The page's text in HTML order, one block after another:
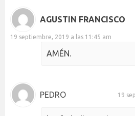
AGUSTIN FRANCISCO
19 septiembre, 2019 a las 11:45 am
AMÉN.
PEDRO 19